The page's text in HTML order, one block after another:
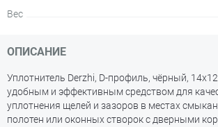
Вес
ОПИСАНИЕ
Уплотнитель Derzhi, D-профиль, чёрный,
удобным и эффективным средством для
уплотнения щелей и зазоров в местах
полотен или оконных створок с дверными